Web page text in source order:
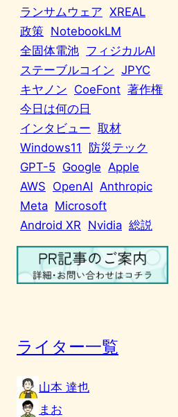
ランサムウェア XREAL
政策 NotebookLM
全固体電池 フィジカルAI
ステーブルコイン JPYC
キヤノン CoeFont 著作権
今日は何の日
インタビュー 取材
Windows11
防災テック
GPT-5 Google Apple
AWS OpenAI Anthropic
Meta Microsoft
Android XR Nvidia 総説
ライター一覧
山本 達也
まお